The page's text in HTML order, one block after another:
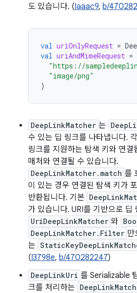
도 있습니다. (Iaaac9, b/
val uriOnlyRequest =
val uriAndMimeRequest =
"https://
"image/png"
)
DeepLinkMatcher 는
수 있는 딥 링크를 나타냅니다.
링크를 지원하는 탐색 키와 연결
매처와 연결될 수 있습니다.
DeepLinkMatcher.match 를
이 있는 경우 연결된 탐색 키가
반환됩니다. 기본
가 있습니다. URI를 기반으로 딥
UriDeepLinkMatcher 와
DeepLinkMatcher.Filter 만
는
(I3798e, b/470282247)
DeepLinkUri 를 Serializable
크를 처리하는